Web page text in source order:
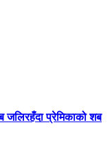
जलिरहँदा प्रेमिकाको शब